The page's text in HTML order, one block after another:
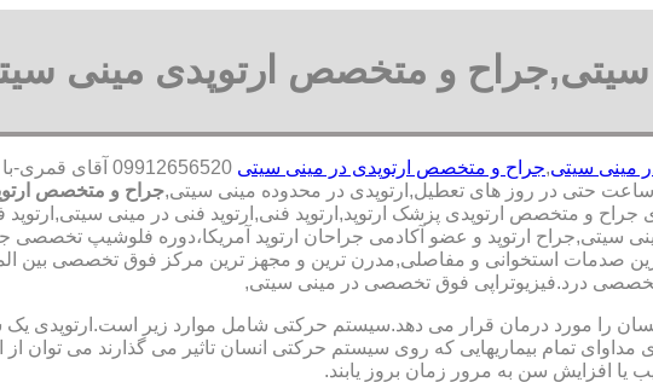
سیتی,جراح و متخصص ارتوپدی مینی
مینی سیتی,جراح و متخصص ارتوپدی در مینی سیتی
09912656520
جراح و متخصص
و متخصص ارتوپدی پزشک ارتوپد,ارتوپد فنی,ارتوپد فنی در مینی سیتی,ارتوپد
سیتی,جراح ارتوپد و عضو آکادمی جراحان ارتوپد آمریکا،دوره فلوشیپ تخصصی
استخوانی و مفاصلی,مدرن ترین و مجهز ترین مرکز فوق تخصصی بین
درد.فیزیوتراپی فوق تخصصی در مینی سیتی,
را مورد درمان قرار می دهد.سیستم حرکتی شامل موارد زیر است.ارتوپدی یک
تمام بیماریهایی که روی سیستم حرکتی انسان تاثیر می گذارند می توان
یا افزایش سن به مرور زمان بروز یابند.